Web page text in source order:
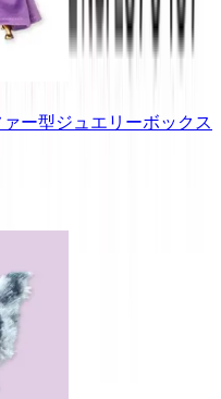
ー型ジュエリーボックス